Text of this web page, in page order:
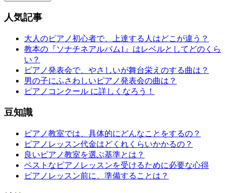
人気記事
大人のピアノ初心者で、上達する人はどこが違う？
教本の『ソナチネアルバム1』はレベルとしてどのくら
い？
ピアノ発表会で、やさしいが舞台栄えのする曲は？
男の子にふさわしいピアノ発表会の曲は？
ピアノコンクール に詳しくなろう！
豆知識
ピアノ教室では、具体的にどんなことをするの？
ピアノレッスン代金はどくれくらいかかるの？
良いピアノ教室を選ぶ基準とは？
ベストなピアノレッスンを受けるために必要な心得
ピアノレッスン前に、準備することは？